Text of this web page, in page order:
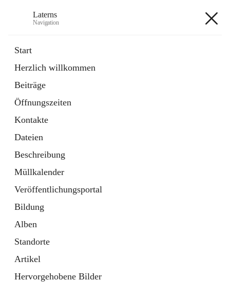
Laterns
Navigation
Start
Herzlich willkommen
Beiträge
Öffnungszeiten
Kontakte
Dateien
Beschreibung
Müllkalender
Veröffentlichungsportal
Bildung
Alben
Standorte
Artikel
Hervorgehobene Bilder
11 Schnellzugriffe
Soziales
1 Schnellzugriff